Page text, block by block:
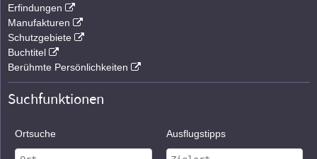
Erfindungen
Manufakturen
Schutzgebiete
Buchtitel
Berühmte Persönlichkeiten
Suchfunktionen
Ortsuche Ausflugstipps